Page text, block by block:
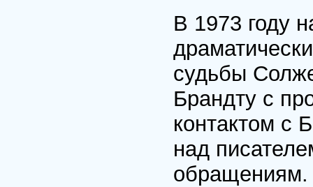
В 1973 году
судьбы
Брандту с
контактом с
над
обращениям.